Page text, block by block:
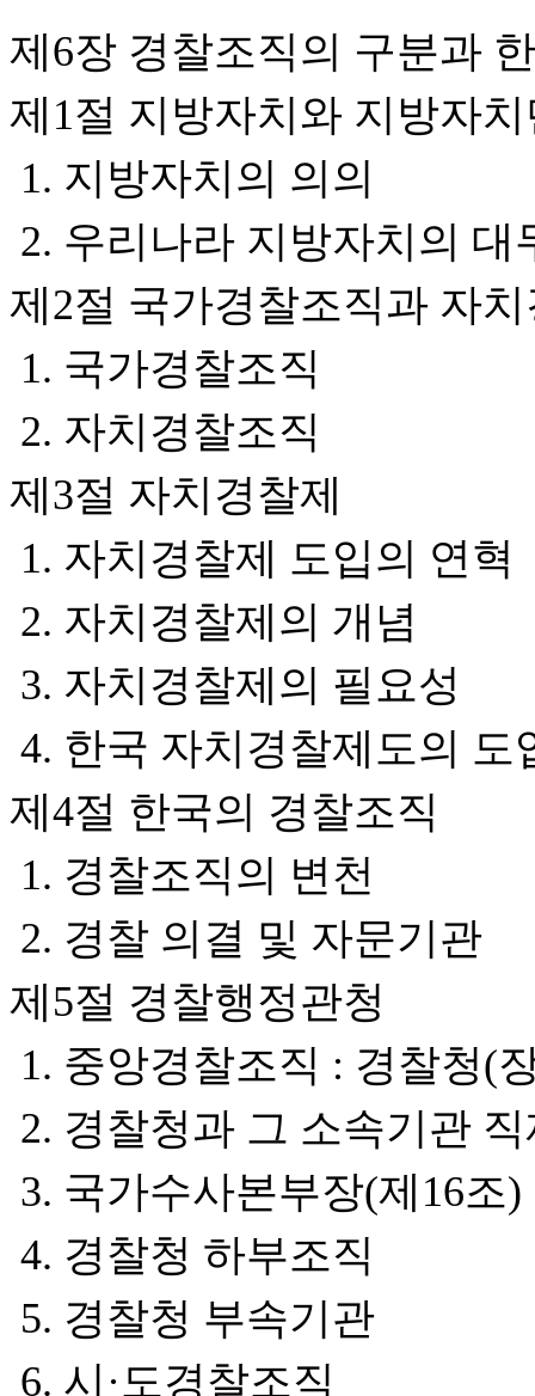
제6장 경찰조직의 구분과
제1절 지방자치와 지방자
1. 지방자치의 의의
2. 우리나라 지방자치의
제2절 국가경찰조직과 자
1. 국가경찰조직
2. 자치경찰조직
제3절 자치경찰제
1. 자치경찰제 도입의 연혁
2. 자치경찰제의 개념
3. 자치경찰제의 필요성
4. 한국 자치경찰제도의
제4절 한국의 경찰조직
1. 경찰조직의 변천
2. 경찰 의결 및 자문기관
제5절 경찰행정관청
1. 중앙경찰조직 : 경찰청(
2. 경찰청과 그 소속기관
3. 국가수사본부장(제16조)
4. 경찰청 하부조직
5. 경찰청 부속기관
6. 시·도경찰조직